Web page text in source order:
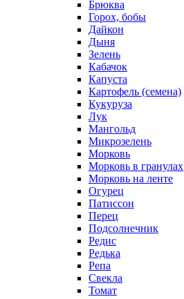
Брюква
Горох, бобы
Дайкон
Дыня
Зелень
Кабачок
Капуста
Картофель (семена)
Кукуруза
Лук
Мангольд
Микрозелень
Морковь
Морковь в гранулах
Морковь на ленте
Огурец
Патиссон
Перец
Подсолнечник
Редис
Редька
Репа
Свекла
Томат